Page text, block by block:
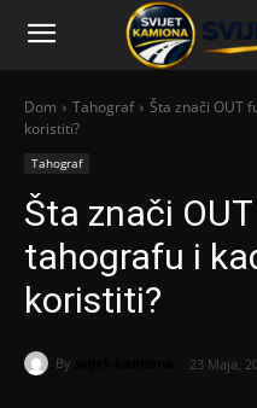
Dom Tahograf
Šta znači OUT
koristiti?
Tahograf
Šta znači
tahografu i
koristiti?
By 23 Maja,